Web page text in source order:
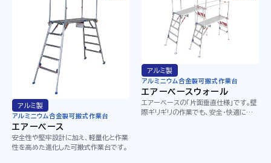
アルミ製
アルミニウム合金製可搬式作業台
エアーベース
安全性や堅牢設計に加え、軽量化と作業
性を高めた進化した可搬式作業台です。
アルミ製
アルミニウム合金製可搬式作業台
エアーベースウォール
エアーベースの「片面垂直仕様」です。壁
際ギリギリの作業でも、安全・快適にご